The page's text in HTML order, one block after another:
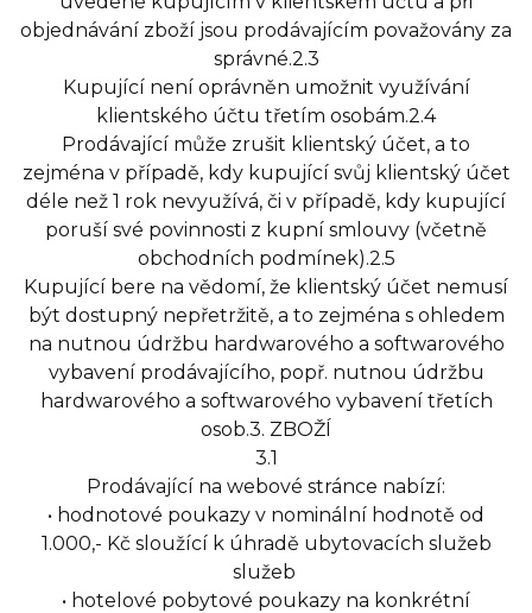
objednávání zboží jsou prodávajícím považovány za
správné.2.3
Kupující není oprávněn umožnit využívání
klientského účtu třetím osobám.2.4
Prodávající může zrušit klientský účet, a to
zejména v případě, kdy kupující svůj klientský účet
déle než 1 rok nevyužívá, či v případě, kdy kupující
poruší své povinnosti z kupní smlouvy (včetně
obchodních podmínek).2.5
Kupující bere na vědomí, že klientský účet nemusí
být dostupný nepřetržitě, a to zejména s ohledem
na nutnou údržbu hardwarového a softwarového
vybavení prodávajícího, popř. nutnou údržbu
hardwarového a softwarového vybavení třetích
osob.3. ZBOŽÍ
3.1
Prodávající na webové stránce nabízí:
• hodnotové poukazy v nominální hodnotě od
1.000,- Kč sloužící k úhradě ubytovacích služeb
služeb
• hotelové pobytové poukazy na konkrétní